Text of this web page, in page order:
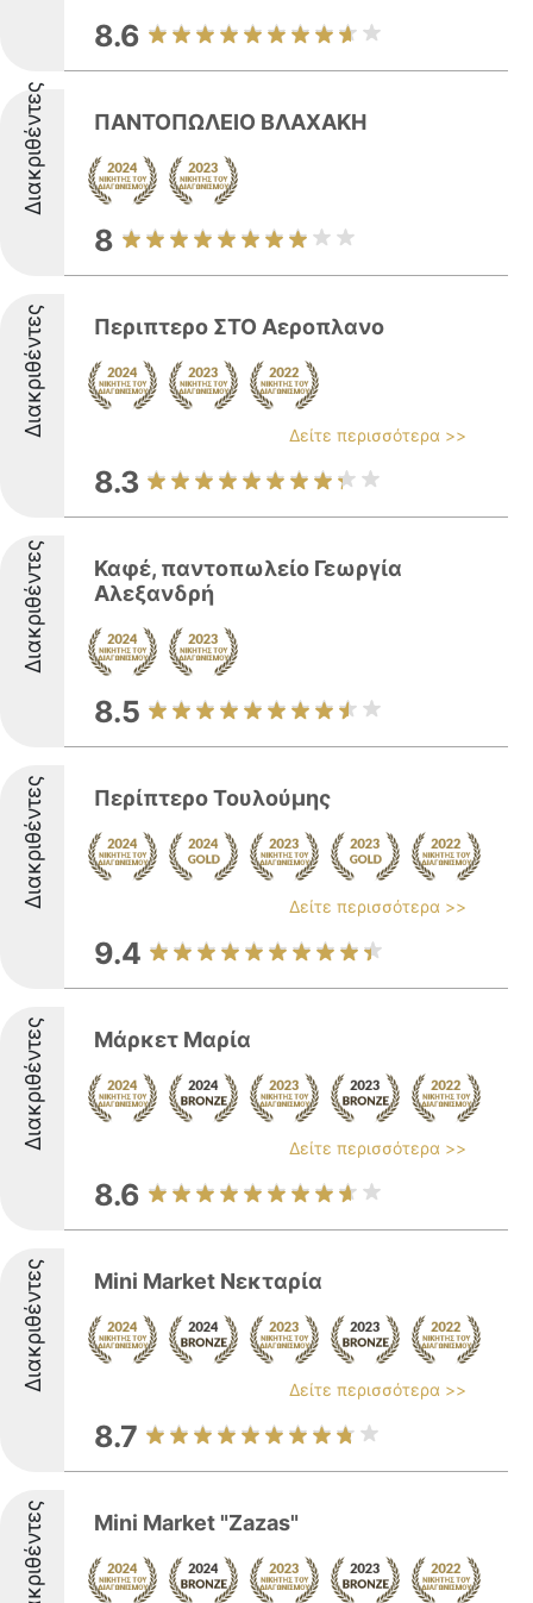
8.6
Διακριθέντες ΠΑΝΤΟΠΩΛΕΙΟ ΒΛΑΧΑΚΗ
8
Διακριθέντες Περιπτερο ΣΤΟ Αεροπλανο
Δείτε περισσότερα >>
8.3
Διακριθέντες
Καφέ, παντοπωλείο Γεωργία
Αλεξανδρή
8.5
Διακριθέντες Περίπτερο Τουλούμης
Δείτε περισσότερα >>
9.4
Διακριθέντες Μάρκετ Μαρία
Δείτε περισσότερα >>
8.6
Διακριθέντες Mini Market Νεκταρία
Δείτε περισσότερα >>
8.7
Διακριθέντες Mini Market "Zazas"